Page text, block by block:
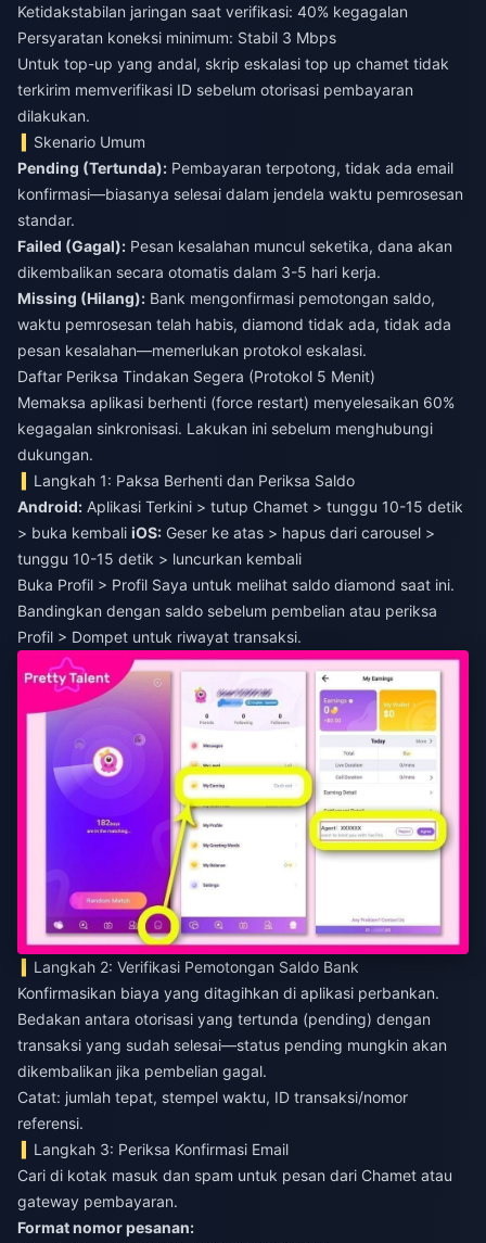
Ketidakstabilan jaringan saat verifikasi: 40% kegagalan
Persyaratan koneksi minimum: Stabil 3 Mbps
Untuk top-up yang andal, skrip eskalasi top up chamet tidak
terkirim memverifikasi ID sebelum otorisasi pembayaran
dilakukan.
Skenario Umum
Pending (Tertunda): Pembayaran terpotong, tidak ada email
konfirmasi—biasanya selesai dalam jendela waktu pemrosesan
standar.
Failed (Gagal): Pesan kesalahan muncul seketika, dana akan
dikembalikan secara otomatis dalam 3-5 hari kerja.
Missing (Hilang): Bank mengonfirmasi pemotongan saldo,
waktu pemrosesan telah habis, diamond tidak ada, tidak ada
pesan kesalahan—memerlukan protokol eskalasi.
Daftar Periksa Tindakan Segera (Protokol 5 Menit)
Memaksa aplikasi berhenti (force restart) menyelesaikan 60%
kegagalan sinkronisasi. Lakukan ini sebelum menghubungi
dukungan.
Langkah 1: Paksa Berhenti dan Periksa Saldo
Android: Aplikasi Terkini > tutup Chamet > tunggu 10-15 detik
> buka kembali iOS: Geser ke atas > hapus dari carousel >
tunggu 10-15 detik > luncurkan kembali
Buka Profil > Profil Saya untuk melihat saldo diamond saat ini.
Bandingkan dengan saldo sebelum pembelian atau periksa
Profil > Dompet untuk riwayat transaksi.
Langkah 2: Verifikasi Pemotongan Saldo Bank
Konfirmasikan biaya yang ditagihkan di aplikasi perbankan.
Bedakan antara otorisasi yang tertunda (pending) dengan
transaksi yang sudah selesai—status pending mungkin akan
dikembalikan jika pembelian gagal.
Catat: jumlah tepat, stempel waktu, ID transaksi/nomor
referensi.
Langkah 3: Periksa Konfirmasi Email
Cari di kotak masuk dan spam untuk pesan dari Chamet atau
gateway pembayaran.
Format nomor pesanan: